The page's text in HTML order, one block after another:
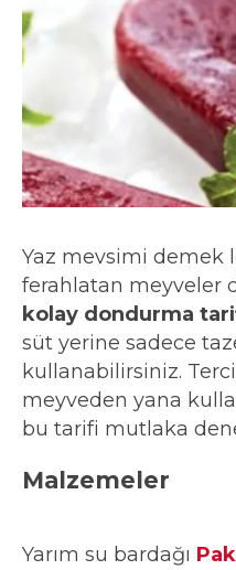
Yaz mevsimi demek
ferahlatan meyveler
kolay dondurma
süt yerine sadece
kullanabilirsiniz.
meyveden yana
bu tarifi mutlaka
Malzemeler
Yarım su bardağı